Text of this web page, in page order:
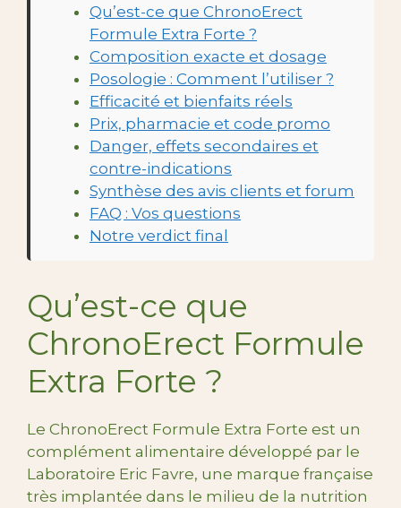
Qu’est-ce que ChronoErect
Formule Extra Forte ?
Composition exacte et dosage
Posologie : Comment l’utiliser ?
Efficacité et bienfaits réels
Prix, pharmacie et code promo
Danger, effets secondaires et
contre-indications
Synthèse des avis clients et forum
FAQ : Vos questions
Notre verdict final
Qu’est-ce que
ChronoErect Formule
Extra Forte ?
Le ChronoErect Formule Extra Forte est un
complément alimentaire développé par le
Laboratoire Eric Favre, une marque française
très implantée dans le milieu de la nutrition